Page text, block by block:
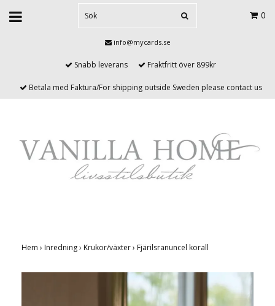
0
info@mycards.se
Snabb leverans Fraktfritt över 899kr
Betala med Faktura/For shipping outside Sweden please contact us
Hem › Inredning› Krukor/växter› Fjärilsranuncel korall